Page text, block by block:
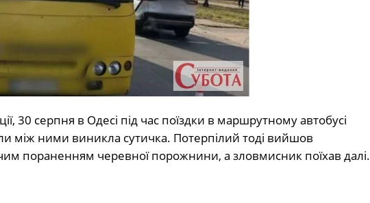
30 серпня в Одесі під час поїздки в маршрутному автобусі
між ними виникла сутичка. Потерпілий тоді вийшов
пораненням черевної порожнини, а зловмисник поїхав далі.